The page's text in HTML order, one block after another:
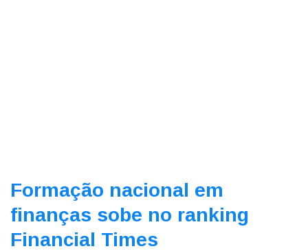
Formação nacional em
finanças sobe no ranking
Financial Times